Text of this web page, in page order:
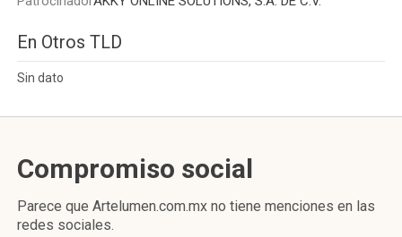
En Otros TLD
Sin dato
Compromiso social
Parece que Artelumen.com.mx no tiene menciones en las
redes sociales.